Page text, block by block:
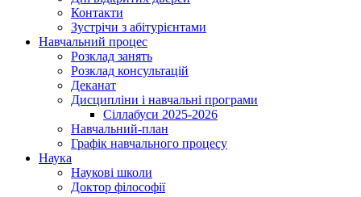
Контакти
Зустрічи з абітурієнтами
Навчальний процес
Розклад занять
Розклад консультацій
Деканат
Дисципліни і навчальні програми
Сіллабуси 2025-2026
Навчальний-план
Графік навчального процесу
Наука
Наукові школи
Доктор філософії